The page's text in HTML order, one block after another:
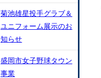
菊池雄星投手グラブ＆
ユニフォーム展示のお
知らせ
盛岡市女子野球タウン
事業